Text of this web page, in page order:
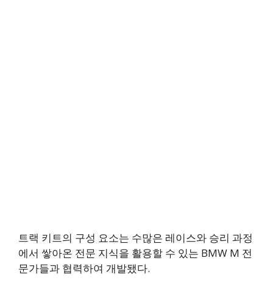
트랙 키트의 구성 요소는 수많은 레이스와 승리 과정
에서 쌓아온 전문 지식을 활용할 수 있는 BMW M 전
문가들과 협력하여 개발됐다.